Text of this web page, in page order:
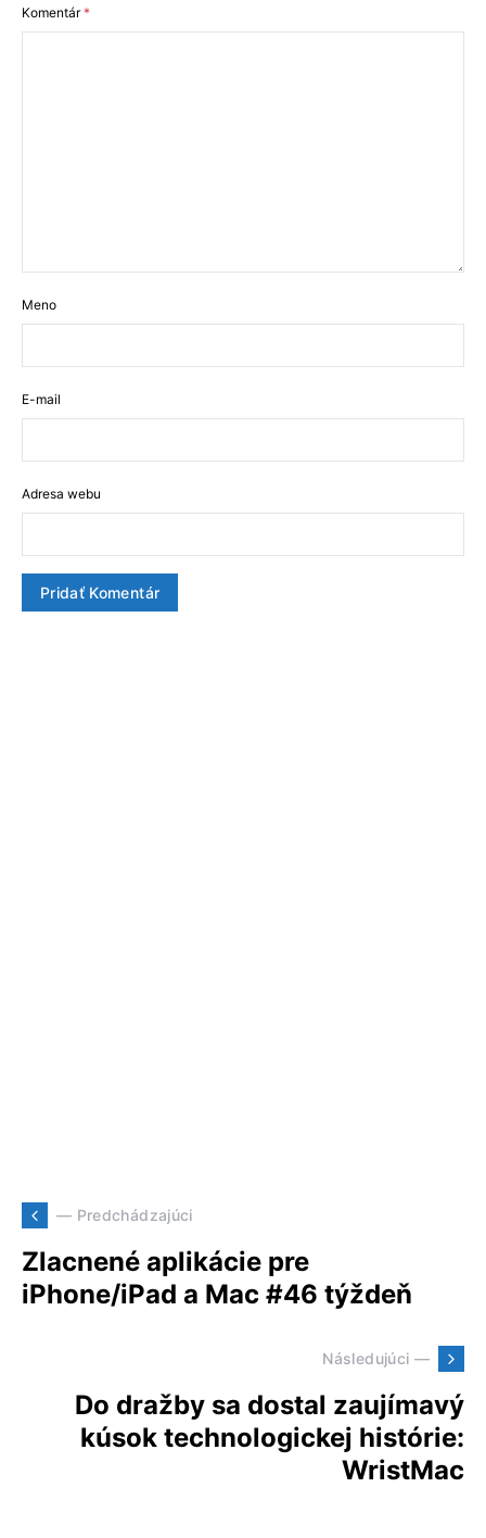
Komentár*
Meno
E-mail
Adresa webu
— Predchádzajúci
Zlacnené aplikácie pre
iPhone/iPad a Mac #46 týždeň
Následujúci —
Do dražby sa dostal zaujímavý
kúsok technologickej histórie:
WristMac